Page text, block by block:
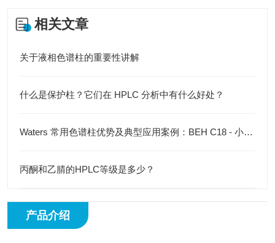
相关文章
关于液相色谱柱的重要性讲解
什么是保护柱？它们在 HPLC 分析中有什么好处？
Waters 常用色谱柱优势及典型应用案例：BEH C18 - 小分子药分析
丙酮和乙腈的HPLC等级是多少？
产品介绍